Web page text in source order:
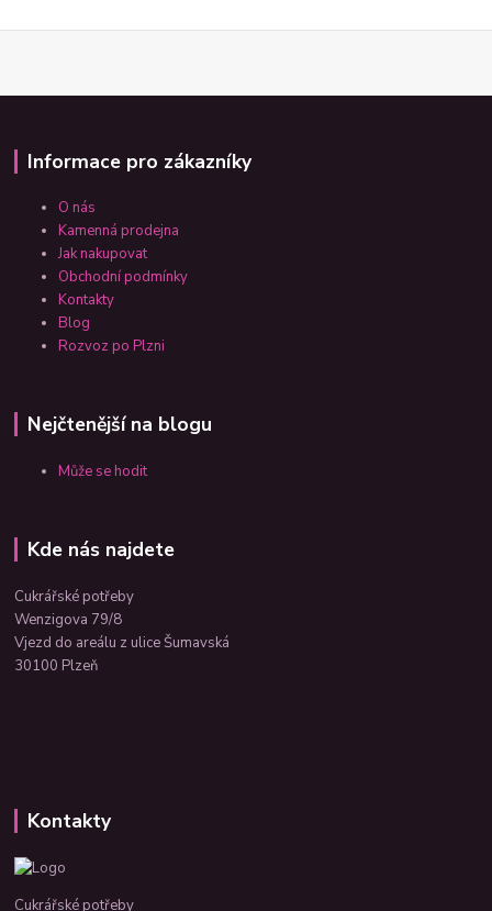
Informace pro zákazníky
O nás
Kamenná prodejna
Jak nakupovat
Obchodní podmínky
Kontakty
Blog
Rozvoz po Plzni
Nejčtenější na blogu
Může se hodit
Kde nás najdete
Cukrářské potřeby
Wenzigova 79/8
Vjezd do areálu z ulice Šumavská
30100 Plzeň
Kontakty
Cukrářské potřeby